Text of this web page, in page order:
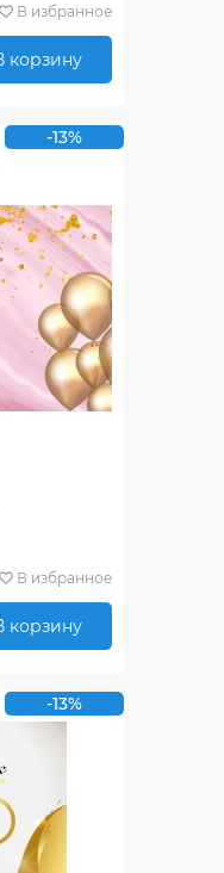
В избранное
корзину
-13%
В избранное
корзину
-13%